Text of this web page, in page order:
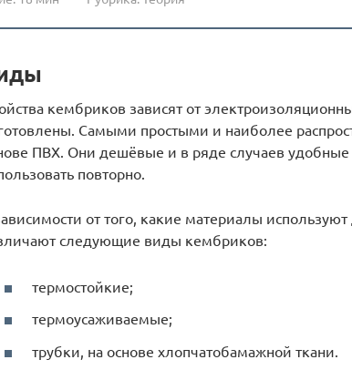
кембриков зависят от
Самыми простыми и наиболее
ПВХ. Они дешёвые и в ряде случаев
повторно.
от того, какие материалы
следующие виды кембриков:
термостойкие;
термоусаживаемые;
трубки, на основе хлопчатобамажной ткани.